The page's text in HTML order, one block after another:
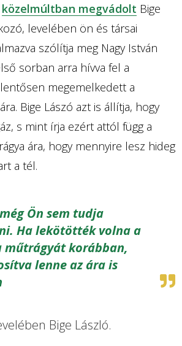
közelmúltban megvádolt Bige
levelében ön és társai
szólítja meg Nagy István
sorban arra hívva fel a
megemelkedett a
Bige Lászó azt is állítja, hogy
s mint írja ezért attól függ a
ára, hogy mennyire lesz hideg
a tél.
Ön sem tudja
Ha lekötötték volna a
műtrágyát korábban,
lenne az ára is
Bige László.